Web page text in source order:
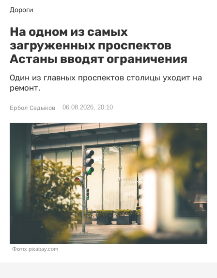
Дороги
На одном из самых
загруженных проспектов
Астаны вводят ограничения
Один из главных проспектов столицы уходит на
ремонт.
Ербол Садыков 06.08.2026, 20:10
Фото: pixabay.com